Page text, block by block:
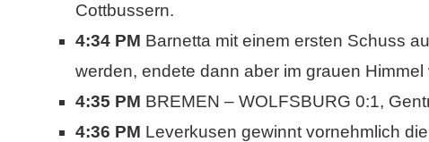
Cottbussern.
4:34 PM Barnetta mit einem ersten Schuss
werden, endete dann aber im grauen
4:35 PM BREMEN – WOLFSBURG 0:1,
4:36 PM Leverkusen gewinnt vornehmlich